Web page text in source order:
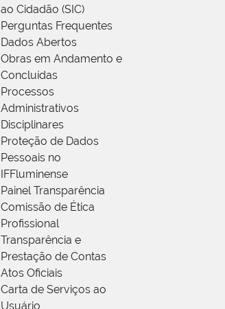
ao Cidadão (SIC)
Perguntas Frequentes
Dados Abertos
Obras em Andamento e
Concluídas
Processos
Administrativos
Disciplinares
Proteção de Dados
Pessoais no
IFFluminense
Painel Transparência
Comissão de Ética
Profissional
Transparência e
Prestação de Contas
Atos Oficiais
Carta de Serviços ao
Usuário